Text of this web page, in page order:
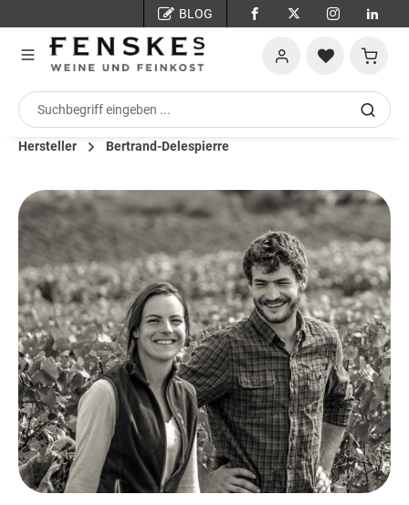
BLOG
Hersteller Bertrand-Delespierre